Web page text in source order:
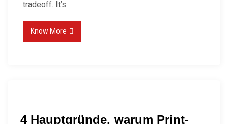
tradeoff. It’s
Know More
4 Hauptgründe, warum Print-